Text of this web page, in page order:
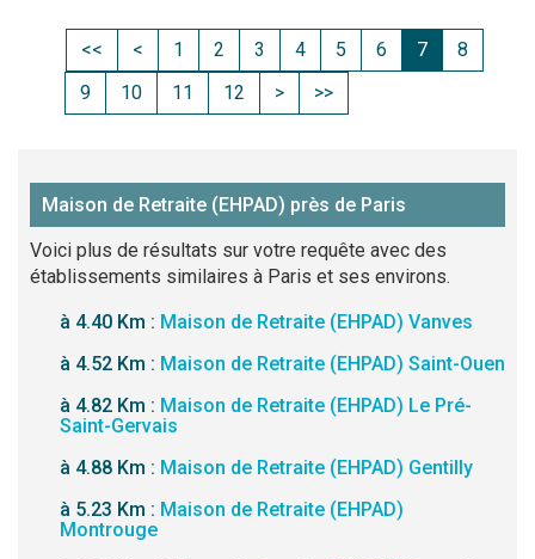
<< < 1 2 3 4 5 6 7
8
9
10 11 12 > >>
Maison de Retraite (EHPAD) près de Paris
Voici plus de résultats sur votre requête avec des
établissements similaires à Paris et ses environs.
à 4.40 Km : Maison de Retraite (EHPAD) Vanves
à 4.52 Km : Maison de Retraite (EHPAD) Saint-Ouen
à 4.82 Km : Maison de Retraite (EHPAD) Le Pré-
Saint-Gervais
à 4.88 Km : Maison de Retraite (EHPAD) Gentilly
à 5.23 Km : Maison de Retraite (EHPAD)
Montrouge